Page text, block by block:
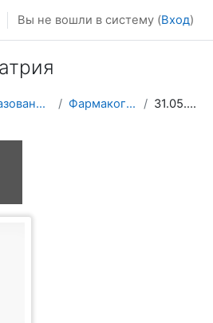
Вы не вошли в систему (Вход)
Образование 2025-2026 уч.год Фармакогнозии и ботаники 31.05.02 Педиатрия